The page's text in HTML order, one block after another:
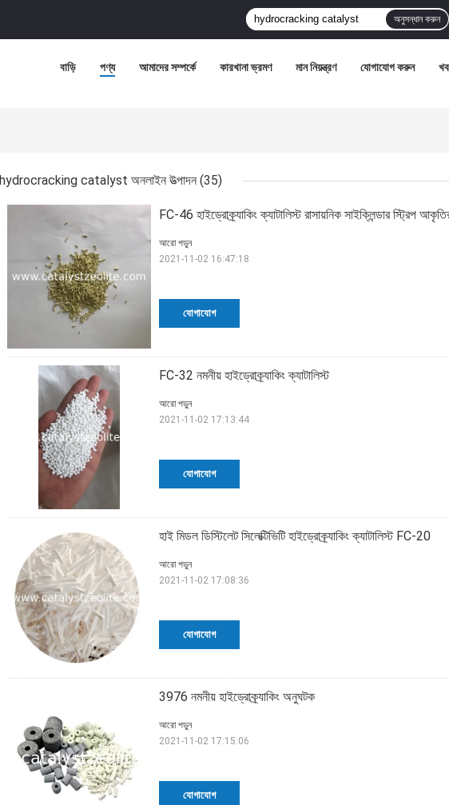
অনুসন্ধান করুন
বাড়ি পণ্য আমাদের সম্পর্কে কারখানা ভ্রমণ মান নিয়ন্ত্রণ যোগাযোগ করুন
hydrocracking catalyst অনলাইন উত্পাদন (35)
FC-46 হাইড্রোক্র্যাকিং ক্যাটালিস্ট রাসায়নিক সাইক্লিন্ডার স্ট্রিপ
যোগাযোগ
আরো পড়ুন
2021-11-02 16:47:18
FC-32 নমনীয় হাইড্রোক্র্যাকিং ক্যাটালিস্ট
যোগাযোগ
আরো পড়ুন
2021-11-02 17:13:44
হাই মিডল ডিস্টিলেট সিলেক্টিভিটি হাইড্রোক্র্যাকিং ক্যাটালিস্ট FC-20
যোগাযোগ
আরো পড়ুন
2021-11-02 17:08:36
3976 নমনীয় হাইড্রোক্র্যাকিং অনুঘটক
যোগাযোগ
আরো পড়ুন
2021-11-02 17:15:06